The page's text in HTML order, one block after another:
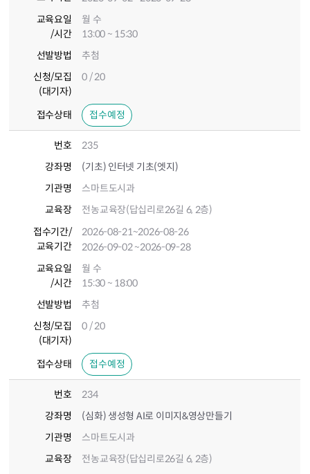
교육요일
/시간
월 수
13:00 ~ 15:30
선발방법
추첨
신청/모집
(대기자)
0 / 20
접수상태 접수예정
번호
235
강좌명
(기초) 인터넷 기초(엣지)
기관명
스마트도시과
교육장
전농교육장(답십리로26길 6, 2층)
접수기간/
교육기간
2026-08-21~2026-08-26
2026-09-02~2026-09-28
교육요일
/시간
월 수
15:30 ~ 18:00
선발방법
추첨
신청/모집
(대기자)
0 / 20
접수상태 접수예정
번호
234
강좌명
(심화) 생성형 AI로 이미지&영상만들기
기관명
스마트도시과
교육장
전농교육장(답십리로26길 6, 2층)